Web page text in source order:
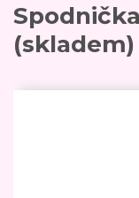
(skladem)